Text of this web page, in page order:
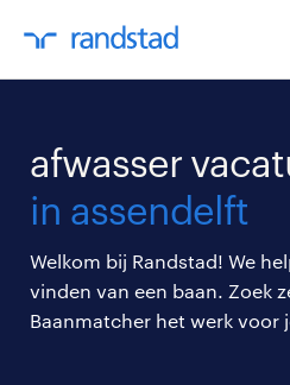
afwasser
in assendelft
Welkom bij Randstad! We
vinden van een baan. Zoek
Baanmatcher het werk voor